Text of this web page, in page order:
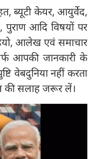
ब्यूटी केयर, आयुर्वेद,
पुराण आदि विषयों पर
आलेख एवं समाचार
आपकी जानकारी के
वेबदुनिया नहीं करता
की सलाह जरूर लें।